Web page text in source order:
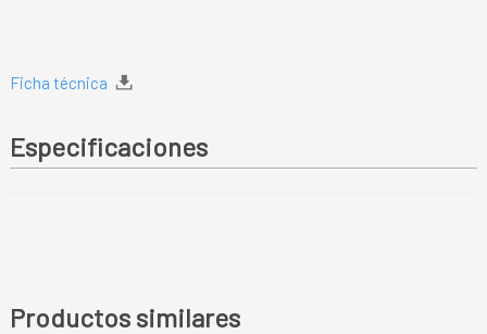
Ficha técnica
Especificaciones
Productos similares